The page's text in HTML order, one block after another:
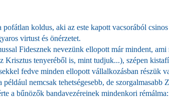
koldus, aki az este kapott vacsorából
virtust és önérzetet.
Fidesznek nevezünk ellopott már mindent,
Krisztus tenyeréből is, mint tudjuk...), szépen
fedve minden ellopott vállalkozásban részük
nemcsak tehetségesebb, de szorgalmasabb
a bűnözők bandavezéreinek mindenkori